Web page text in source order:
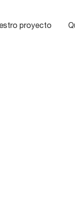
proyecto